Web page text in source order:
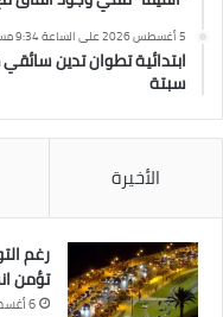
5 أغسطس 2026 على الساعة 9:34 مساءً
ابتدائية تطوان تدين
سبتة
الأخيرة
رغم
تؤمن
6 أغسطس 2026 على الساعة 11:34 مساءً